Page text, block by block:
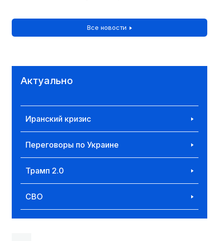
Все новости
Актуально
Иранский кризис
Переговоры по Украине
Трамп 2.0
СВО